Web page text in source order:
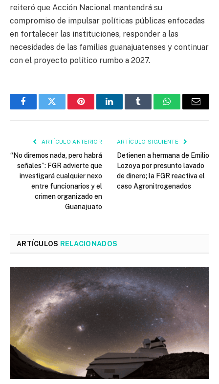
reiteró que Acción Nacional mantendrá su
compromiso de impulsar políticas públicas enfocadas
en fortalecer las instituciones, responder a las
necesidades de las familias guanajuatenses y continuar
con el proyecto político rumbo a 2027.
FacebookTwitter PinterestLinkedInTumblr WhatsAppEmail
ARTÍCULO ANTERIOR
“No diremos nada, pero habrá
señales”: FGR advierte que
investigará cualquier nexo
entre funcionarios y el
crimen organizado en
Guanajuato
ARTÍCULO SIGUIENTE
Detienen a hermana de Emilio
Lozoya por presunto lavado
de dinero; la FGR reactiva el
caso Agronitrogenados
ARTÍCULOS RELACIONADOS